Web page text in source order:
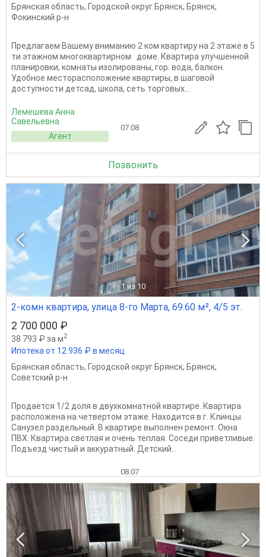
Брянская область, Городской округ Брянск, Брянск,
Фокинский р-н
Предлагаем Вашему вниманию 2 ком квартиру на 2 этаже в 5
ти этажном многоквартирном доме. Квартира улучшенной
планировки, комнаты изолированы, гор. вода, балкон.
Удобное месторасположение квартиры, в шаговой
доступности детсад, школа, сеть торговых...
Лемешева Анна
Савельевна
Агент
07.08
Позвонить
1 из 10
2-комн квартира, улица 8-го Марта, 69.60 м², 4/5 эт.
2 700 000 ₽
38 793 ₽ за м2
Ипотека от 12 936 ₽ в месяц
Брянская область, Городской округ Брянск, Брянск,
Советский р-н
Продается 1/2 доля в двухкомнатной квартире. Квартира
расположена на четвертом этаже. Находится в г. Клинцы.
Санузел раздельный. В квартире выполнен ремонт. Окна
ПВХ. Квартира светлая и очень теплая. Соседи приветливые.
Подъезд чистый и аккуратный. Детский...
08.07